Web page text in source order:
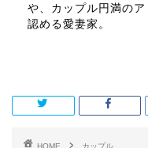
や、カップル円満の
認める愛妻家。
HOME
カップル